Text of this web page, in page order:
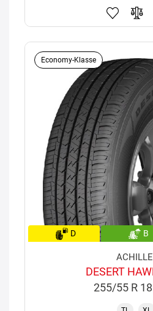
Economy-Klasse
D B
DESERT
255/55 R